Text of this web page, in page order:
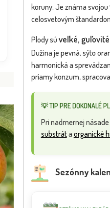
koruny. Je známa svojou
celosvetovým
Plody sú veľké,
Dužina je pevná, sýto
harmonická a
priamy konzum,
💡 TIP PRE DOKONALÉ
Pri nadmernej
substráta organické
Sezónny